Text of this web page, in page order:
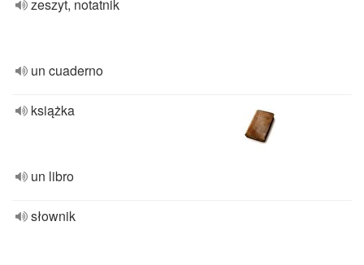
zeszyt, notatnik
un cuaderno
książka
un libro
słownik